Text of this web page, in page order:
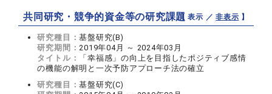
共同研究・競争的資金等の研究課題【 表示 ／非表示 】
研究種目：基盤研究(B)
研究期間：2019年04月 ～ 2024年03月
タイトル：
「幸福感」の向上を目指したポジティブ感情
の機能の解明と一次予防アプローチ法の確立
研究種目：基盤研究(C)